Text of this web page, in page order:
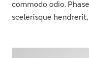
commodo odio.
scelerisque